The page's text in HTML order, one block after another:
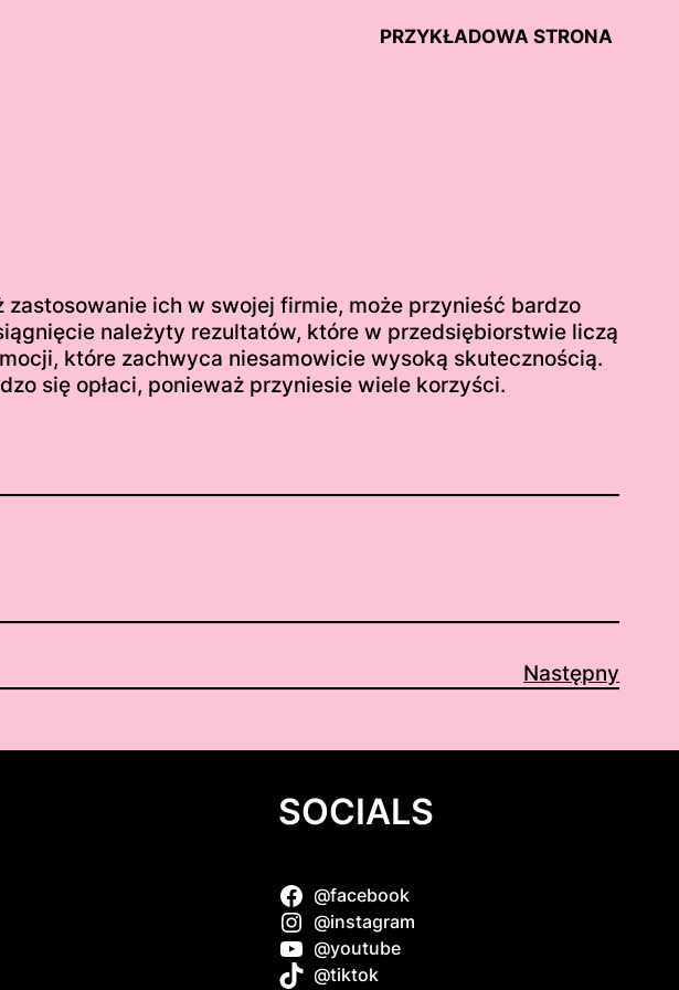
PRZYKŁADOWA STRONA
ich w swojej firmie, może przynieść bardzo
należyty rezultatów, które w przedsiębiorstwie liczą
które zachwyca niesamowicie wysoką skutecznością.
się opłaci, ponieważ przyniesie wiele korzyści.
Następny
SOCIALS
@facebook
@instagram
@youtube
@tiktok